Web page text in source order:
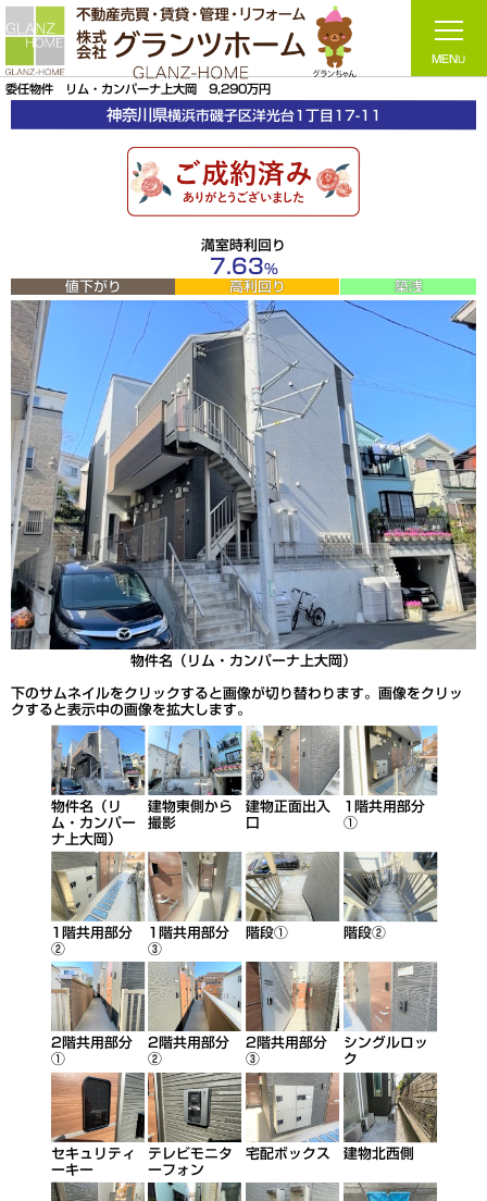
委任物件 リム・カンパーナ上大岡 9,290万円
神奈川県横浜市磯子区洋光台1丁目17-11
満室時利回り
7.63％
値下がり 高利回り 築浅
物件名（リム・カンパーナ上大岡）
下のサムネイルをクリックすると画像が切り替わります。画像をクリッ
クすると表示中の画像を拡大します。
物件名（リ
ム・カンパー
ナ上大岡）
建物東側から
撮影
建物正面出入
口
1階共用部分
①
1階共用部分
②
1階共用部分
③
階段① 階段②
2階共用部分
①
2階共用部分
②
2階共用部分
③
シングルロッ
ク
セキュリティ
ーキー
テレビモニタ
ーフォン
宅配ボックス 建物北西側